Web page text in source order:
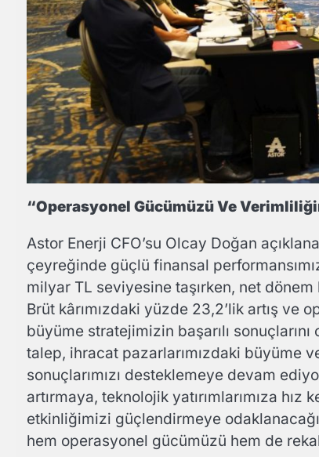
“Operasyonel Gücümüzü Ve
Astor Enerji CFO’su Olcay Doğan
çeyreğinde güçlü finansal
milyar TL seviyesine taşırken, net dönem
Brüt kârımızdaki yüzde 23,2’lik artış ve
büyüme stratejimizin başarılı
talep, ihracat pazarlarımızdaki büyüme
sonuçlarımızı desteklemeye devam
artırmaya, teknolojik yatırımlarımıza
etkinliğimizi güçlendirmeye
hem operasyonel gücümüzü hem de